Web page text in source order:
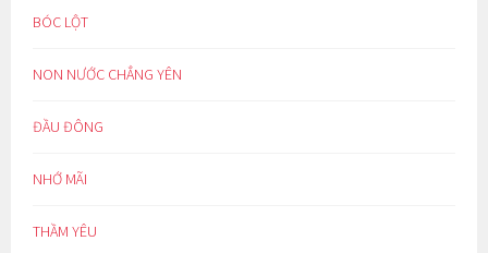
BÓC LỘT
NON NƯỚC CHẲNG YÊN
ĐẦU ĐÔNG
NHỚ MÃI
THẦM YÊU